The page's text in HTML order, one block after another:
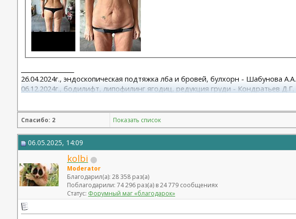
26.04.2024г., эндоскопическая подтяжка лба и бровей, булхорн - Шабунова А.А.
06.12.2024г., бодилифт, липофилинг ягодиц, редукция груди - Кондратьев Д.Г.
06.01.2026г. феморо пластика+липо ног - Бабикова М.А.
Спасибо: 2 Показать список
06.05.2025, 14:09
kolbi
Moderator
Благодарил(а): 28 358 раз(а)
Поблагодарили: 74 296 раз(а) в 24 779 сообщениях
Статус: Форумный маг «благодарок»